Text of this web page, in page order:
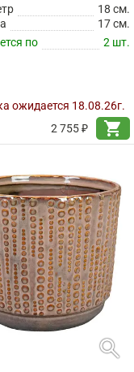
18 см.
17 см.
по
2 шт.
ожидается 18.08.26г.
2 755 ₽
shopping_cart
search